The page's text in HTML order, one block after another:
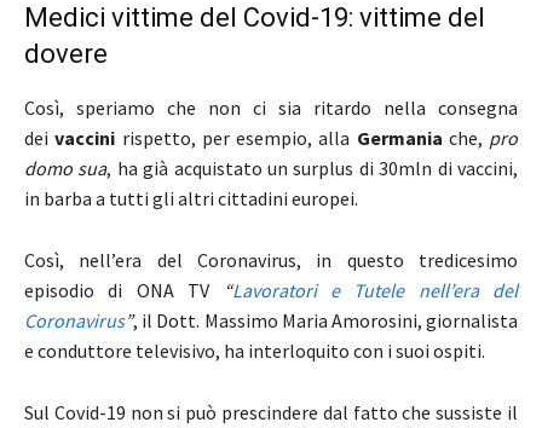
Medici vittime del Covid-19: vittime del
dovere
Così, speriamo che non ci sia ritardo nella consegna
deivaccini rispetto, per esempio, alla Germania che, pro
domo sua, ha già acquistato un surplus di 30mln di vaccini,
in barba a tutti gli altri cittadini europei.
Così, nell’era del Coronavirus, in questo tredicesimo
episodio di ONA TV
“Lavoratori e Tutele nell’era del
Coronavirus”, il Dott. Massimo Maria Amorosini, giornalista
e conduttore televisivo, ha interloquito con i suoi ospiti.
Sul Covid-19 non si può prescindere dal fatto che sussiste il